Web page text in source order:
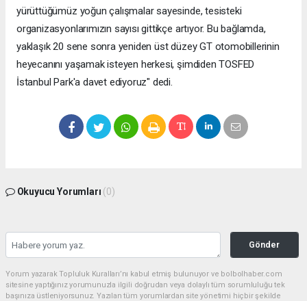
yürüttüğümüz yoğun çalışmalar sayesinde, tesisteki
organizasyonlarımızın sayısı gittikçe artıyor. Bu bağlamda,
yaklaşık 20 sene sonra yeniden üst düzey GT otomobillerinin
heyecanını yaşamak isteyen herkesi, şimdiden TOSFED
İstanbul Park'a davet ediyoruz" dedi.
Okuyucu Yorumları (0)
Gönder
Yorum yazarak Topluluk Kuralları’nı kabul etmiş bulunuyor ve bolbolhaber.com
sitesine yaptığınız yorumunuzla ilgili doğrudan veya dolaylı tüm sorumluluğu tek
başınıza üstleniyorsunuz. Yazılan tüm yorumlardan site yönetimi hiçbir şekilde